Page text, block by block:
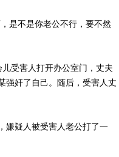
是不是你老公不行，要不然
受害人打开办公室门，丈夫
强奸了自己。随后，受害人丈
疑人被受害人老公打了一